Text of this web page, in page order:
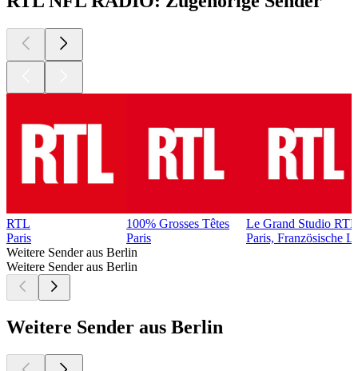
RTL
Paris
100% Grosses Têtes
Paris
Le Grand Studio RTL
Paris, Französische
Weitere Sender aus Berlin
Weitere Sender aus Berlin
Weitere Sender aus Berlin